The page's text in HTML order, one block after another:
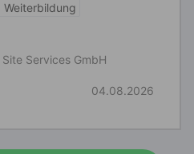
Weiterbildung
Services GmbH
04.08.2026